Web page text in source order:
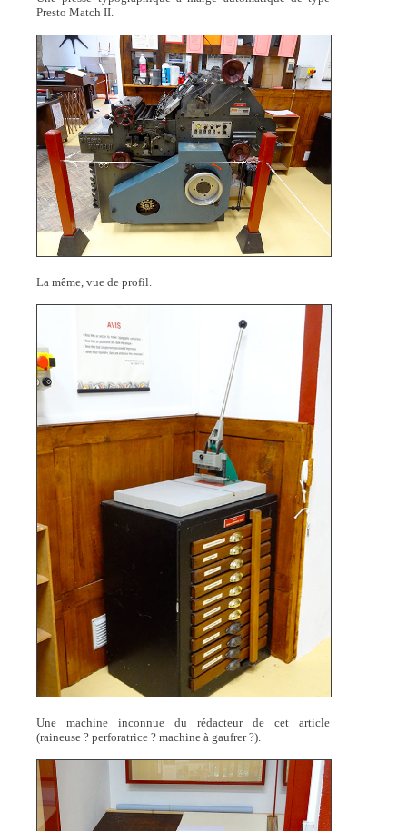
Presto Match II.
La même, vue de profil.
Une machine inconnue du rédacteur de cet article
(raineuse ? perforatrice ? machine à gaufrer ?).